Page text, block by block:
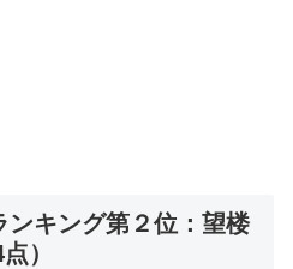
ンキング第２位：望楼
）